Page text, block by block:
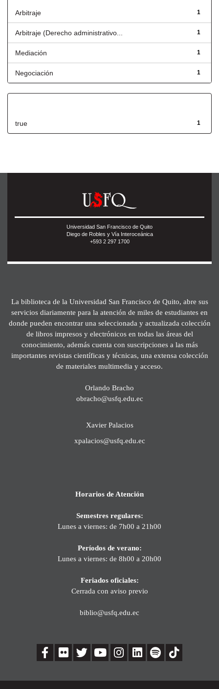
1
Arbitraje
1
Arbitraje (Derecho administrativo...
1
Mediación
1
Negociación
1
true
Universidad San Francisco de Quito
Diego de Robles y Vía Interoceánica
+593 2 297 1700
La biblioteca de la Universidad San Francisco de Quito, abre sus
servicios diariamente para la atención de miles de estudiantes en
donde pueden encontrar una seleccionada y actualizada colección
de libros impresos y electrónicos en todas las áreas del
conocimiento, además cuenta con suscripciones a las más
importantes revistas científicas y técnicas, una extensa colección
de materiales multimedia y acceso.
Orlando Bracho
obracho@usfq.edu.ec
Xavier Palacios
xpalacios@usfq.edu.ec
Horarios de Atención
Semestres regulares:
Lunes a viernes: de 7h00 a 21h00
Períodos de verano:
Lunes a viernes: de 8h00 a 20h00
Feriados oficiales:
Cerrada con aviso previo
biblio@usfq.edu.ec